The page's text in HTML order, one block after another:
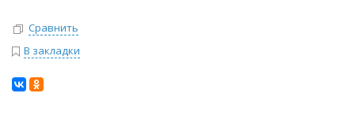
Сравнить
В закладки